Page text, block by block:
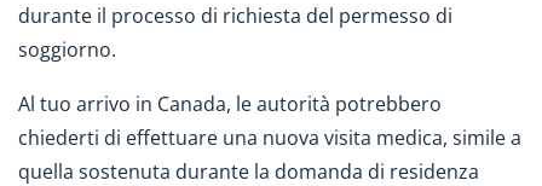
durante il processo di richiesta del permesso di
soggiorno.
Al tuo arrivo in Canada, le autorità potrebbero
chiederti di effettuare una nuova visita medica, simile a
quella sostenuta durante la domanda di residenza